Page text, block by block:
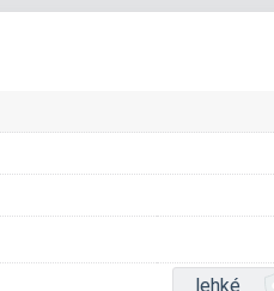
lehké